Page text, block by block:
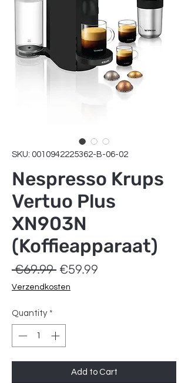
SKU: 0010942225362-B-06-02
Nespresso Krups
Vertuo Plus
XN903N
(Koffieapparaat)
€69.99 Regular
Price
€59.99
Verzendkosten
Quantity *
Add to Cart